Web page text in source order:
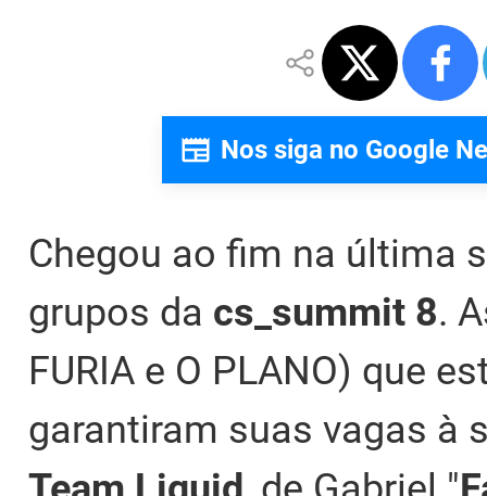
Nos siga no Google
Chegou ao fim na última
grupos da cs_summit 8.
FURIA e O PLANO) que
garantiram suas vagas à